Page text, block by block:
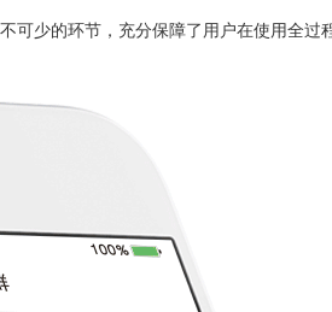
可少的环节，充分保障了用户在使用全过